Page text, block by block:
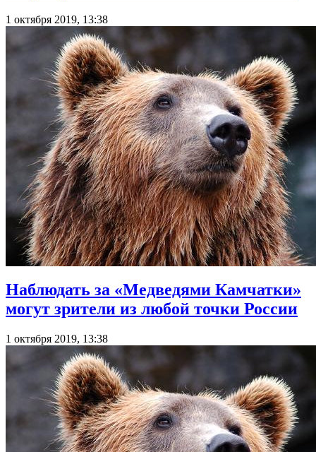
1 октября 2019, 13:38
Наблюдать за «Медведями Камчатки»
могут зрители из любой точки России
1 октября 2019, 13:38